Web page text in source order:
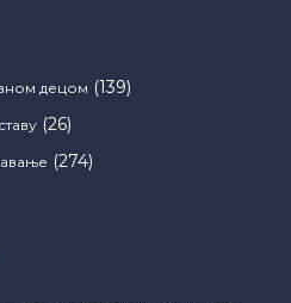
децом (139)
(26)
(274)